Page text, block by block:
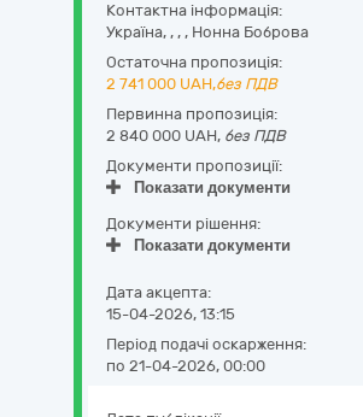
Контактна інформація:
Україна, , , , Нонна Боброва
Остаточна пропозиція:
2 741 000 UAH,без ПДВ
Первинна пропозиція:
2 840 000 UAH, без ПДВ
Документи пропозиції:
Показати документи
Документи рішення:
Показати документи
Дата акцепта:
15-04-2026, 13:15
Період подачі оскарження:
по 21-04-2026, 00:00